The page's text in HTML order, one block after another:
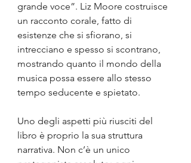
grande voce”. Liz Moore costruisce
un racconto corale, fatto di
esistenze che si sfiorano, si
intrecciano e spesso si scontrano,
mostrando quanto il mondo della
musica possa essere allo stesso
tempo seducente e spietato.
Uno degli aspetti più riusciti del
libro è proprio la sua struttura
narrativa. Non c’è un unico